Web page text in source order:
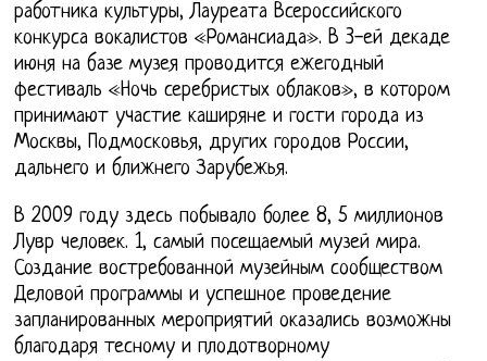
работника культуры, Лауреата Всероссийского
конкурса вокалистов «Романсиада». В 3-ей декаде
июня на базе музея проводится ежегодный
фестиваль «Ночь серебристых облаков», в котором
принимают участие каширяне и гости города из
Москвы, Подмосковья, других городов России,
дальнего и ближнего Зарубежья.
В 2009 году здесь побывало более 8, 5 миллионов
Лувр человек. 1, самый посещаемый музей мира.
Создание востребованной музейным сообществом
Деловой программы и успешное проведение
запланированных мероприятий оказались возможны
благодаря тесному и плодотворному